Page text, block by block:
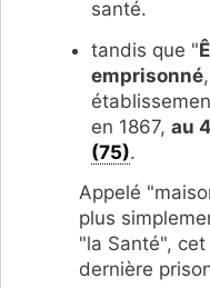
santé.
tandis que "
emprisonné
en 1867, au
(75).
Appelé
plus
"la Santé",
dernière